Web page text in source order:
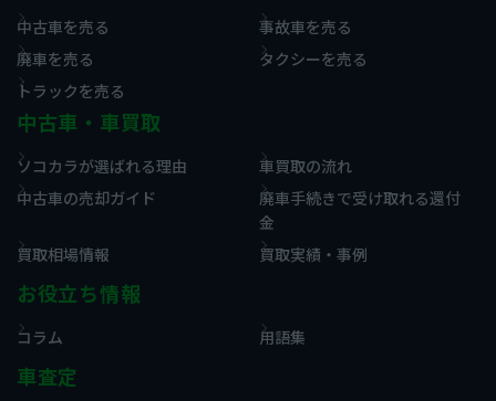
中古車を売る
事故車を売る
廃車を売る
タクシーを売る
トラックを売る
中古車・車買取
ソコカラが選ばれる理由
車買取の流れ
中古車の売却ガイド
廃車手続きで受け取れる還付
金
買取相場情報
買取実績・事例
お役立ち情報
コラム 用語集
車査定